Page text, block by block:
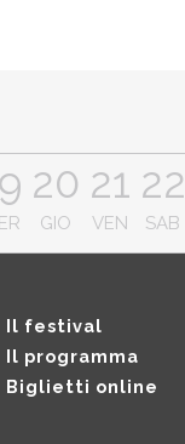
20
GIO
21
VEN
22
SAB
Il festival
Il programma
Biglietti online